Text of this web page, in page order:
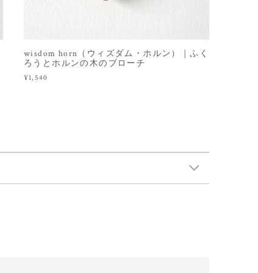
wisdom horn（ウィズダム・ホルン）｜ふく
ろうとホルンの木のブローチ
¥1,540